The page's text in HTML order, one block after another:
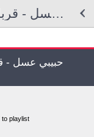
حبيبي عسل - قربك بيطيرني فوق الغمام العالي
حبيبي عسل -
to playlist